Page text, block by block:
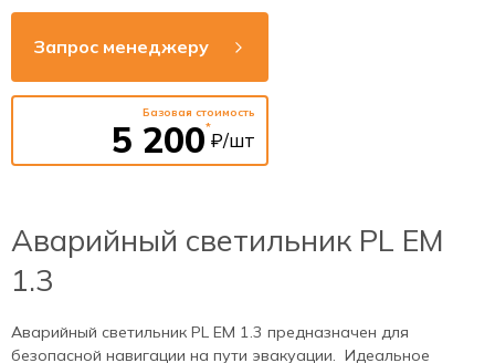
Дополнительные опции Пульт Д/У
Напряжение сети
Рабочая частота 50-60Гц
Способ монтажа
Запрос менеджеру
Базовая стоимость
5 200*
₽/шт
Аварийный светильник PL EM
1.3
Аварийный светильник PL EM 1.3 предназначен для
безопасной навигации на пути эвакуации. Идеальное